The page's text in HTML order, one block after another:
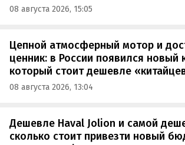
08 августа 2026, 15:05
Цепной атмосферный мотор и
ценник: в России появился новый
который стоит дешевле
08 августа 2026, 13:04
Дешевле Haval Jolion и самой
сколько стоит привезти новый